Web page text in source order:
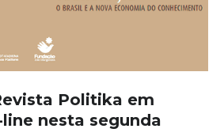
Politika em
nesta segunda